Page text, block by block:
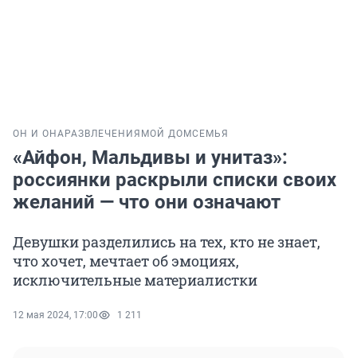
ОН И ОНА РАЗВЛЕЧЕНИЯ МОЙ ДОМСЕМЬЯ
«Айфон, Мальдивы и унитаз»:
россиянки раскрыли списки своих
желаний — что они означают
Девушки разделились на тех, кто не знает,
что хочет, мечтает об эмоциях,
исключительные материалистки
12 мая 2024, 17:00 1 211